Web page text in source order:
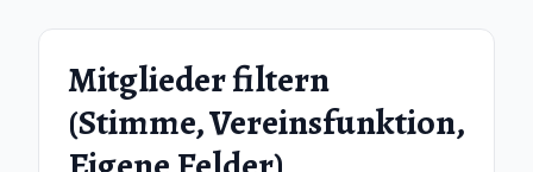
Mitglieder filtern
(Stimme, Vereinsfunktion,